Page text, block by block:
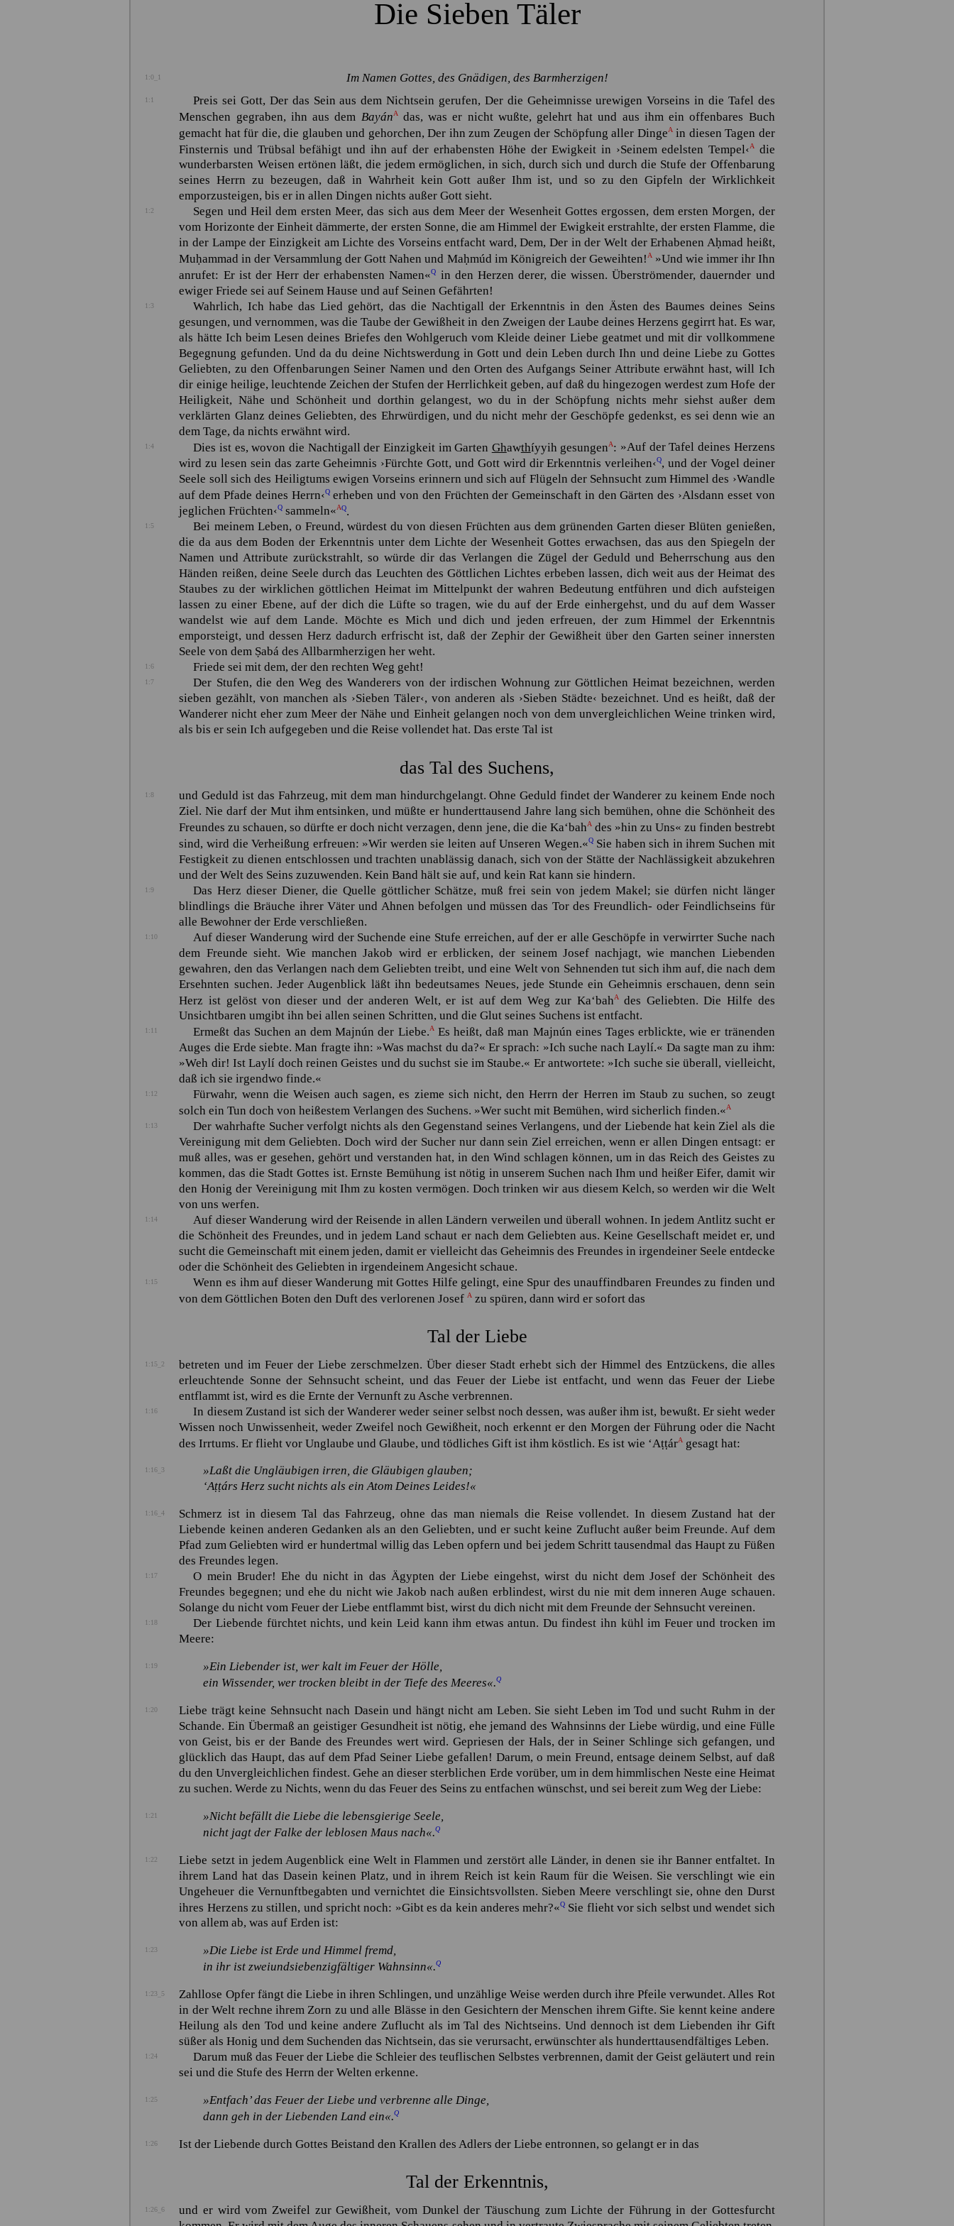
Die Sieben Täler
1:0_1 Im Namen Gottes, des Gnädigen, des Barmherzigen!
1:1
Preis sei Gott, Der das Sein aus dem Nichtsein gerufen, Der die Geheimnisse urewigen Vorseins in die Tafel des
Menschen gegraben, ihn aus dem BayánAdas, was er nicht wußte, gelehrt hat und aus ihm ein offenbares Buch
gemacht hat für die, die glauben und gehorchen, Der ihn zum Zeugen der Schöpfung aller DingeAin diesen Tagen der
Finsternis und Trübsal befähigt und ihn auf der erhabensten Höhe der Ewigkeit in ›Seinem edelsten Tempel‹Adie
wunderbarsten Weisen ertönen läßt, die jedem ermöglichen, in sich, durch sich und durch die Stufe der Offenbarung
seines Herrn zu bezeugen, daß in Wahrheit kein Gott außer Ihm ist, und so zu den Gipfeln der Wirklichkeit
emporzusteigen, bis er in allen Dingen nichts außer Gott sieht.
1:2
Segen und Heil dem ersten Meer, das sich aus dem Meer der Wesenheit Gottes ergossen, dem ersten Morgen, der
vom Horizonte der Einheit dämmerte, der ersten Sonne, die am Himmel der Ewigkeit erstrahlte, der ersten Flamme, die
in der Lampe der Einzigkeit am Lichte des Vorseins entfacht ward, Dem, Der in der Welt der Erhabenen Aḥmad heißt,
Muḥammad in der Versammlung der Gott Nahen und Maḥmúd im Königreich der Geweihten!A »Und wie immer ihr Ihn
anrufet: Er ist der Herr der erhabensten Namen«Q
in den Herzen derer, die wissen. Überströmender, dauernder und
ewiger Friede sei auf Seinem Hause und auf Seinen Gefährten!
1:3
Wahrlich, Ich habe das Lied gehört, das die Nachtigall der Erkenntnis in den Ästen des Baumes deines Seins
gesungen, und vernommen, was die Taube der Gewißheit in den Zweigen der Laube deines Herzens gegirrt hat. Es war,
als hätte Ich beim Lesen deines Briefes den Wohlgeruch vom Kleide deiner Liebe geatmet und mit dir vollkommene
Begegnung gefunden. Und da du deine Nichtswerdung in Gott und dein Leben durch Ihn und deine Liebe zu Gottes
Geliebten, zu den Offenbarungen Seiner Namen und den Orten des Aufgangs Seiner Attribute erwähnt hast, will Ich
dir einige heilige, leuchtende Zeichen der Stufen der Herrlichkeit geben, auf daß du hingezogen werdest zum Hofe der
Heiligkeit, Nähe und Schönheit und dorthin gelangest, wo du in der Schöpfung nichts mehr siehst außer dem
verklärten Glanz deines Geliebten, des Ehrwürdigen, und du nicht mehr der Geschöpfe gedenkst, es sei denn wie an
dem Tage, da nichts erwähnt wird.
1:4 Dies ist es, wovon die Nachtigall der Einzigkeit im Garten Ghawthíyyih gesungenA: »Auf der Tafel deines Herzens
wird zu lesen sein das zarte Geheimnis ›Fürchte Gott, und Gott wird dir Erkenntnis verleihen‹Q, und der Vogel deiner
Seele soll sich des Heiligtums ewigen Vorseins erinnern und sich auf Flügeln der Sehnsucht zum Himmel des ›Wandle
auf dem Pfade deines Herrn‹Qerheben und von den Früchten der Gemeinschaft in den Gärten des ›Alsdann esset von
jeglichen Früchten‹Q sammeln«AQ.
1:5
Bei meinem Leben, o Freund, würdest du von diesen Früchten aus dem grünenden Garten dieser Blüten genießen,
die da aus dem Boden der Erkenntnis unter dem Lichte der Wesenheit Gottes erwachsen, das aus den Spiegeln der
Namen und Attribute zurückstrahlt, so würde dir das Verlangen die Zügel der Geduld und Beherrschung aus den
Händen reißen, deine Seele durch das Leuchten des Göttlichen Lichtes erbeben lassen, dich weit aus der Heimat des
Staubes zu der wirklichen göttlichen Heimat im Mittelpunkt der wahren Bedeutung entführen und dich aufsteigen
lassen zu einer Ebene, auf der dich die Lüfte so tragen, wie du auf der Erde einhergehst, und du auf dem Wasser
wandelst wie auf dem Lande. Möchte es Mich und dich und jeden erfreuen, der zum Himmel der Erkenntnis
emporsteigt, und dessen Herz dadurch erfrischt ist, daß der Zephir der Gewißheit über den Garten seiner innersten
Seele von dem Ṣabá des Allbarmherzigen her weht.
1:6 Friede sei mit dem, der den rechten Weg geht!
1:7
Der Stufen, die den Weg des Wanderers von der irdischen Wohnung zur Göttlichen Heimat bezeichnen, werden
sieben gezählt, von manchen als ›Sieben Täler‹, von anderen als ›Sieben Städte‹ bezeichnet. Und es heißt, daß der
Wanderer nicht eher zum Meer der Nähe und Einheit gelangen noch von dem unvergleichlichen Weine trinken wird,
als bis er sein Ich aufgegeben und die Reise vollendet hat. Das erste Tal ist
das Tal des Suchens,
1:8
und Geduld ist das Fahrzeug, mit dem man hindurchgelangt. Ohne Geduld findet der Wanderer zu keinem Ende noch
Ziel. Nie darf der Mut ihm entsinken, und müßte er hunderttausend Jahre lang sich bemühen, ohne die Schönheit des
Freundes zu schauen, so dürfte er doch nicht verzagen, denn jene, die die Ka‘bahAdes »hin zu Uns« zu finden bestrebt
sind, wird die Verheißung erfreuen: »Wir werden sie leiten auf Unseren Wegen.«QSie haben sich in ihrem Suchen mit
Festigkeit zu dienen entschlossen und trachten unablässig danach, sich von der Stätte der Nachlässigkeit abzukehren
und der Welt des Seins zuzuwenden. Kein Band hält sie auf, und kein Rat kann sie hindern.
1:9
Das Herz dieser Diener, die Quelle göttlicher Schätze, muß frei sein von jedem Makel; sie dürfen nicht länger
blindlings die Bräuche ihrer Väter und Ahnen befolgen und müssen das Tor des Freundlich- oder Feindlichseins für
alle Bewohner der Erde verschließen.
1:10
Auf dieser Wanderung wird der Suchende eine Stufe erreichen, auf der er alle Geschöpfe in verwirrter Suche nach
dem Freunde sieht. Wie manchen Jakob wird er erblicken, der seinem Josef nachjagt, wie manchen Liebenden
gewahren, den das Verlangen nach dem Geliebten treibt, und eine Welt von Sehnenden tut sich ihm auf, die nach dem
Ersehnten suchen. Jeder Augenblick läßt ihn bedeutsames Neues, jede Stunde ein Geheimnis erschauen, denn sein
Herz ist gelöst von dieser und der anderen Welt, er ist auf dem Weg zur Ka‘bahAdes Geliebten. Die Hilfe des
Unsichtbaren umgibt ihn bei allen seinen Schritten, und die Glut seines Suchens ist entfacht.
1:11 Ermeßt das Suchen an demMajnún der Liebe.AEs heißt, daß man Majnún eines Tages erblickte, wie er tränenden
Auges die Erde siebte. Man fragte ihn: »Was machst du da?« Er sprach: »Ich suche nachLaylí.« Da sagte man zu ihm:
»Weh dir! IstLaylí doch reinen Geistes und du suchst sie im Staube.« Er antwortete: »Ich suche sie überall, vielleicht,
daß ich sie irgendwo finde.«
1:12
Fürwahr, wenn die Weisen auch sagen, es zieme sich nicht, den Herrn der Herren im Staub zu suchen, so zeugt
solch ein Tun doch von heißestem Verlangen des Suchens. »Wer sucht mit Bemühen, wird sicherlich finden.«A
1:13
Der wahrhafte Sucher verfolgt nichts als den Gegenstand seines Verlangens, und der Liebende hat kein Ziel als die
Vereinigung mit dem Geliebten. Doch wird der Sucher nur dann sein Ziel erreichen, wenn er allen Dingen entsagt: er
muß alles, was er gesehen, gehört und verstanden hat, in den Wind schlagen können, um in das Reich des Geistes zu
kommen, das die Stadt Gottes ist. Ernste Bemühung ist nötig in unserem Suchen nach Ihm und heißer Eifer, damit wir
den Honig der Vereinigung mit Ihm zu kosten vermögen. Doch trinken wir aus diesem Kelch, so werden wir die Welt
von uns werfen.
1:14
Auf dieser Wanderung wird der Reisende in allen Ländern verweilen und überall wohnen. In jedem Antlitz sucht er
die Schönheit des Freundes, und in jedem Land schaut er nach dem Geliebten aus. Keine Gesellschaft meidet er, und
sucht die Gemeinschaft mit einem jeden, damit er vielleicht das Geheimnis des Freundes in irgendeiner Seele entdecke
oder die Schönheit des Geliebten in irgendeinem Angesicht schaue.
1:15
Wenn es ihm auf dieser Wanderung mit Gottes Hilfe gelingt, eine Spur des unauffindbaren Freundes zu finden und
von dem Göttlichen Boten den Duft des verlorenen JosefA zu spüren, dann wird er sofort das
Tal der Liebe
1:15_2
betreten und im Feuer der Liebe zerschmelzen. Über dieser Stadt erhebt sich der Himmel des Entzückens, die alles
erleuchtende Sonne der Sehnsucht scheint, und das Feuer der Liebe ist entfacht, und wenn das Feuer der Liebe
entflammt ist, wird es die Ernte der Vernunft zu Asche verbrennen.
1:16
In diesem Zustand ist sich der Wanderer weder seiner selbst noch dessen, was außer ihm ist, bewußt. Er sieht weder
Wissen noch Unwissenheit, weder Zweifel noch Gewißheit, noch erkennt er den Morgen der Führung oder die Nacht
des Irrtums. Er flieht vor Unglaube und Glaube, und tödliches Gift ist ihm köstlich. Es ist wie ‘AṭṭárA gesagt hat:
1:16_3
»Laßt die Ungläubigen irren, die Gläubigen glauben;
‘Aṭṭárs Herz sucht nichts als ein Atom Deines Leides!«
1:16_4
Schmerz ist in diesem Tal das Fahrzeug, ohne das man niemals die Reise vollendet. In diesem Zustand hat der
Liebende keinen anderen Gedanken als an den Geliebten, und er sucht keine Zuflucht außer beim Freunde. Auf dem
Pfad zum Geliebten wird er hundertmal willig das Leben opfern und bei jedem Schritt tausendmal das Haupt zu Füßen
des Freundes legen.
1:17
O mein Bruder! Ehe du nicht in das Ägypten der Liebe eingehst, wirst du nicht dem Josef der Schönheit des
Freundes begegnen; und ehe du nicht wie Jakob nach außen erblindest, wirst du nie mit dem inneren Auge schauen.
Solange du nicht vom Feuer der Liebe entflammt bist, wirst du dich nicht mit dem Freunde der Sehnsucht vereinen.
1:18
Der Liebende fürchtet nichts, und kein Leid kann ihm etwas antun. Du findest ihn kühl im Feuer und trocken im
Meere:
1:19
»Ein Liebender ist, wer kalt im Feuer der Hölle,
ein Wissender, wer trocken bleibt in der Tiefe des Meeres«.Q
1:20
Liebe trägt keine Sehnsucht nach Dasein und hängt nicht am Leben. Sie sieht Leben im Tod und sucht Ruhm in der
Schande. Ein Übermaß an geistiger Gesundheit ist nötig, ehe jemand des Wahnsinns der Liebe würdig, und eine Fülle
von Geist, bis er der Bande des Freundes wert wird. Gepriesen der Hals, der in Seiner Schlinge sich gefangen, und
glücklich das Haupt, das auf dem Pfad Seiner Liebe gefallen! Darum, o mein Freund, entsage deinem Selbst, auf daß
du den Unvergleichlichen findest. Gehe an dieser sterblichen Erde vorüber, um in dem himmlischen Neste eine Heimat
zu suchen. Werde zu Nichts, wenn du das Feuer des Seins zu entfachen wünschst, und sei bereit zum Weg der Liebe:
1:21
»Nicht befällt die Liebe die lebensgierige Seele,
nicht jagt der Falke der leblosen Maus nach«.Q
1:22
Liebe setzt in jedem Augenblick eine Welt in Flammen und zerstört alle Länder, in denen sie ihr Banner entfaltet. In
ihrem Land hat das Dasein keinen Platz, und in ihrem Reich ist kein Raum für die Weisen. Sie verschlingt wie ein
Ungeheuer die Vernunftbegabten und vernichtet die Einsichtsvollsten. Sieben Meere verschlingt sie, ohne den Durst
ihres Herzens zu stillen, und spricht noch: »Gibt es da kein anderes mehr?«Q Sie flieht vor sich selbst und wendet sich
von allem ab, was auf Erden ist:
1:23
»Die Liebe ist Erde und Himmel fremd,
in ihr ist zweiundsiebenzigfältiger Wahnsinn«.Q
1:23_5
Zahllose Opfer fängt die Liebe in ihren Schlingen, und unzählige Weise werden durch ihre Pfeile verwundet. Alles Rot
in der Welt rechne ihrem Zorn zu und alle Blässe in den Gesichtern der Menschen ihrem Gifte. Sie kennt keine andere
Heilung als den Tod und keine andere Zuflucht als im Tal des Nichtseins. Und dennoch ist dem Liebenden ihr Gift
süßer als Honig und dem Suchenden das Nichtsein, das sie verursacht, erwünschter als hunderttausendfältiges Leben.
1:24
Darum muß das Feuer der Liebe die Schleier des teuflischen Selbstes verbrennen, damit der Geist geläutert und rein
sei und die Stufe des Herrn der Welten erkenne.
1:25
»Entfach’ das Feuer der Liebe und verbrenne alle Dinge,
dann geh in der Liebenden Land ein«.Q
1:26 Ist der Liebende durch Gottes Beistand den Krallen des Adlers der Liebe entronnen, so gelangt er in das
Tal der Erkenntnis,
1:26_6
und er wird vom Zweifel zur Gewißheit, vom Dunkel der Täuschung zum Lichte der Führung in der Gottesfurcht